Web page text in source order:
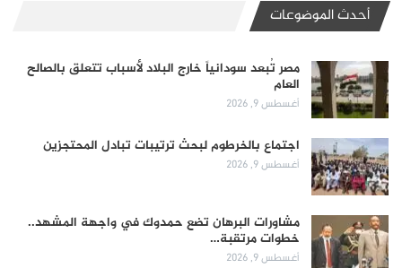
أحدث الموضوعات
مصر تُبعد سودانياً خارج البلاد لأسباب تتعلق بالصالح
العام
أغسطس 9, 2026
اجتماع بالخرطوم لبحث ترتيبات تبادل المحتجزين
أغسطس 9, 2026
مشاورات البرهان تضع حمدوك في واجهة المشهد..
خطوات مرتقبة…
أغسطس 9, 2026